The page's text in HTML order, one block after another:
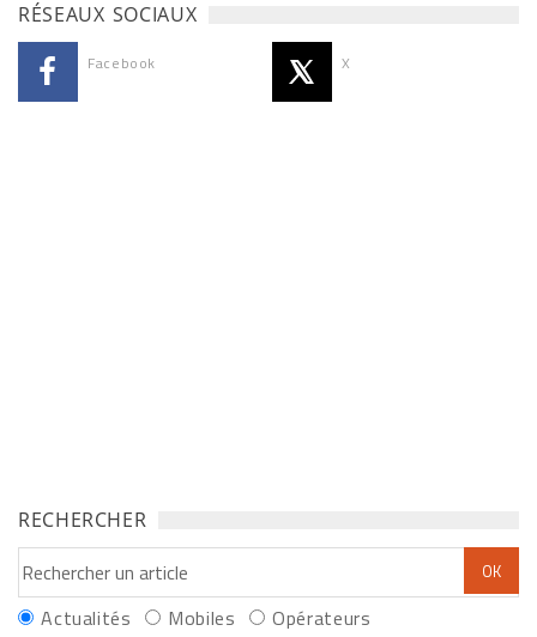
RÉSEAUX SOCIAUX
Facebook X
RECHERCHER
Actualités Mobiles Opérateurs